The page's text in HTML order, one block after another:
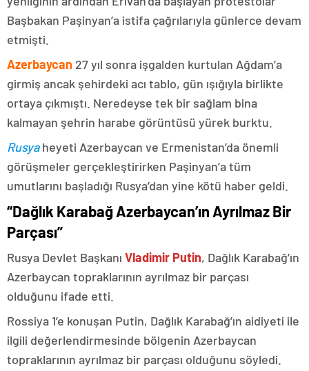
Başbakan Paşinyan’a istifa çağrılarıyla günlerce devam
etmişti.
Azerbaycan 27 yıl sonra işgalden kurtulan Ağdam’a
girmiş ancak şehirdeki acı tablo, gün ışığıyla birlikte
ortaya çıkmıştı. Neredeyse tek bir sağlam bina
kalmayan şehrin harabe görüntüsü yürek burktu.
Rusyaheyeti Azerbaycan ve Ermenistan’da önemli
görüşmeler gerçekleştirirken Paşinyan’a tüm
umutlarını başladığı Rusya’dan yine kötü haber geldi.
“Dağlık Karabağ Azerbaycan’ın Ayrılmaz Bir
Parçası”
Rusya Devlet Başkanı Vladimir Putin, Dağlık Karabağ’ın
Azerbaycan topraklarının ayrılmaz bir parçası
olduğunu ifade etti.
Rossiya 1’e konuşan Putin, Dağlık Karabağ’ın aidiyeti ile
ilgili değerlendirmesinde bölgenin Azerbaycan
topraklarının ayrılmaz bir parçası olduğunu söyledi.